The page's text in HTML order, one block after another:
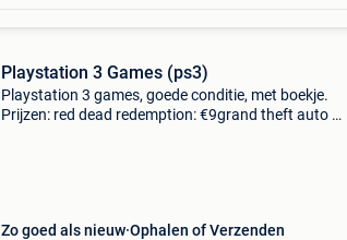
Playstation 3 Games (ps3)
Playstation 3 games, goede conditie, met boekje.
Prijzen: red dead redemption: €9grand theft auto v:
Zo goed als nieuw Ophalen of Verzenden